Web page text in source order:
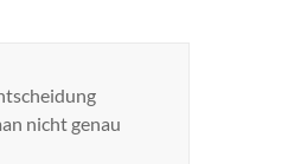
nicht genau